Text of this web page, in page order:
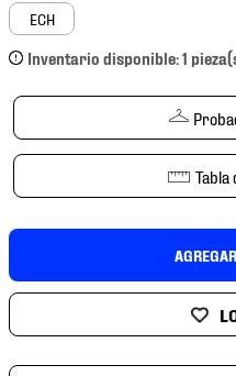
ECH
Inventario disponible: 1
Tabla
.
jersey
6.
mochila
10. tenis nike